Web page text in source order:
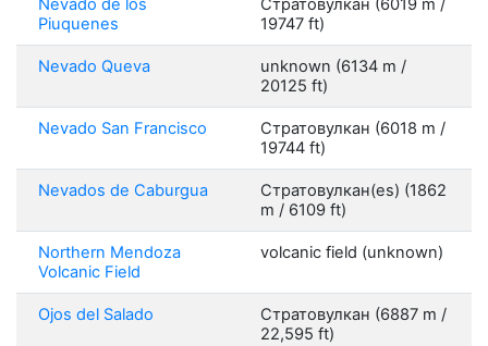
Nevado de los
Piuquenes
Стратовулкан (6019 m /
19747 ft)
Nevado Queva
unknown (6134 m /
20125 ft)
Nevado San Francisco
Стратовулкан (6018 m /
19744 ft)
Nevados de Caburgua
Стратовулкан(es) (1862
m / 6109 ft)
Northern Mendoza
Volcanic Field
volcanic field (unknown)
Ojos del Salado
Стратовулкан (6887 m /
22,595 ft)